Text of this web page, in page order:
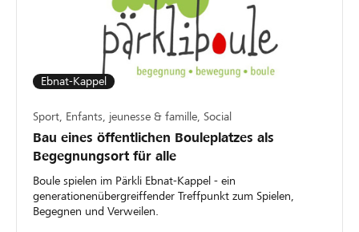
Ebnat-Kappel
Sport, Enfants, jeunesse & famille, Social
Bau eines öffentlichen Bouleplatzes als
Begegnungsort für alle
Boule spielen im Pärkli Ebnat-Kappel - ein
generationenübergreiffender Treffpunkt zum Spielen,
Begegnen und Verweilen.